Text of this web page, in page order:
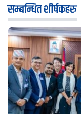
सम्बन्धित शीर्षकहरु